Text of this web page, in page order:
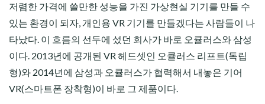
저렴한 가격에 쓸만한 성능을 가진 가상현실 기기를 만들 수
있는 환경이 되자, 개인용 VR 기기를 만들겠다는 사람들이 나
타났다. 이 흐름의 선두에 섰던 회사가 바로 오큘러스와 삼성
이다. 2013년에 공개된 VR 헤드셋인 오큘러스 리프트(독립
형)와 2014년에 삼성과 오큘러스가 협력해서 내놓은 기어
VR(스마트폰 장착형)이 바로 그 제품이다.